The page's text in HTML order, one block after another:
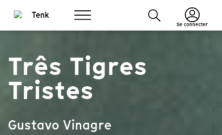
Se connecter
Três Tigres
Tristes
Gustavo Vinagre